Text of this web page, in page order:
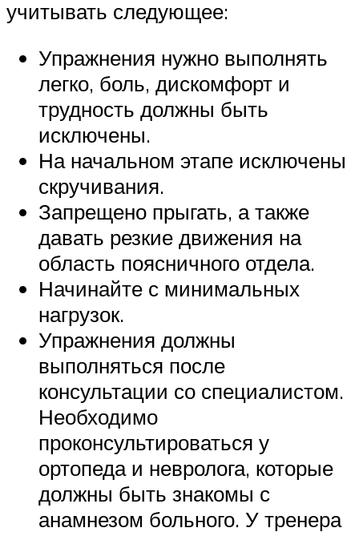
учитывать следующее:
Упражнения нужно выполнять
легко, боль, дискомфорт и
трудность должны быть
исключены.
На начальном этапе исключены
скручивания.
Запрещено прыгать, а также
давать резкие движения на
область поясничного отдела.
Начинайте с минимальных
нагрузок.
Упражнения должны
выполняться после
консультации со специалистом.
Необходимо
проконсультироваться у
ортопеда и невролога, которые
должны быть знакомы с
анамнезом больного. У тренера